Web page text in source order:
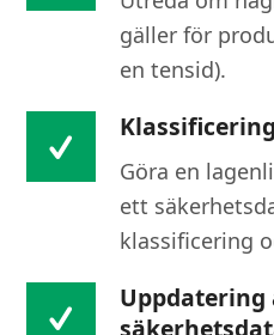
gäller för
en tensid).
Göra en
ett
klassificering